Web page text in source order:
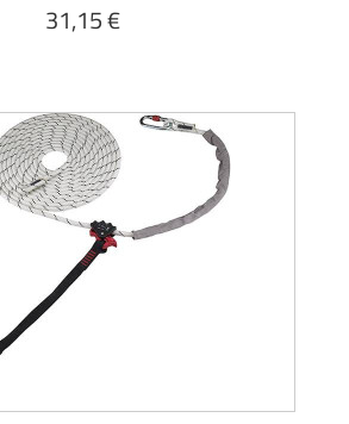
31,15 €